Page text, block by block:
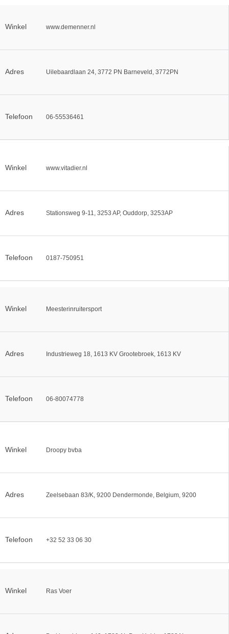
Winkel www.demenner.nl
Adres Uilebaardlaan 24, 3772 PN Barneveld, 3772PN
Telefoon 06-55536461
Winkel www.vitadier.nl
Adres Stationsweg 9-11, 3253 AP, Ouddorp, 3253AP
Telefoon 0187-750951
Winkel Meesterinruitersport
Adres Industrieweg 18, 1613 KV Grootebroek, 1613 KV
Telefoon 06-80074778
Winkel Droopy bvba
Adres Zeelsebaan 83/K, 9200 Dendermonde, Belgium, 9200
Telefoon +32 52 33 06 30
Winkel Ras Voer